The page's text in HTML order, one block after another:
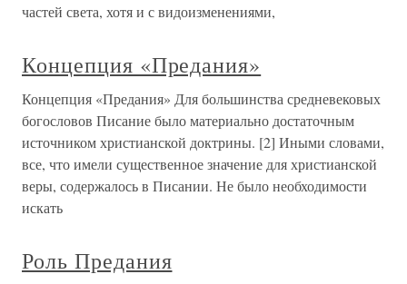
частей света, хотя и с видоизменениями,
Концепция «Предания»
Концепция «Предания» Для большинства средневековых
богословов Писание было материально достаточным
источником христианской доктрины. [2] Иными словами,
все, что имели существенное значение для христианской
веры, содержалось в Писании. Не было необходимости
искать
Роль Предания